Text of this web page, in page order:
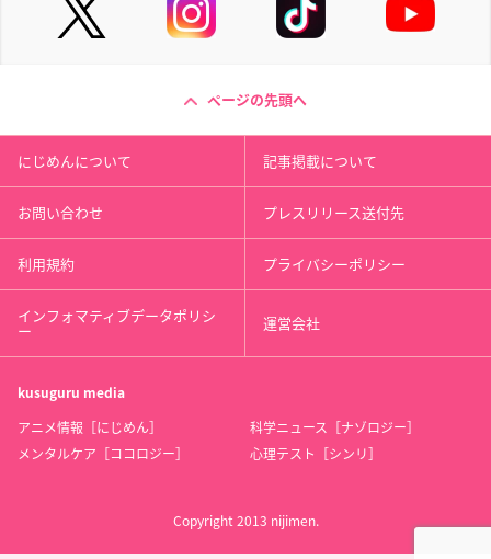
ページの先頭へ
にじめんについて 記事掲載について
お問い合わせ プレスリリース送付先
利用規約 プライバシーポリシー
インフォマティブデータポリシ
ー 運営会社
kusuguru media
アニメ情報［にじめん］
科学ニュース［ナゾロジー］
メンタルケア［ココロジー］
心理テスト［シンリ］
Copyright 2013 nijimen.